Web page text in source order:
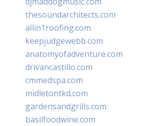
thesoundarchitects.com
allin1roofing.com
keepjudgewebb.com
anatomyofadventure.com
drivancastillo.com
cmmedspa.com
midletontkd.com
gardensandgrills.com
basilfoodwine.com